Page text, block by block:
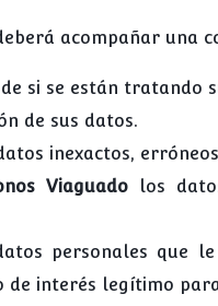
acompañar una
si se están tratando
de sus datos.
inexactos,
Viaguado
los
personales que
de interés legítimo